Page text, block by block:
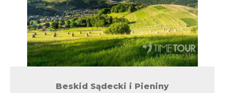
Beskid Sądecki i Pieniny